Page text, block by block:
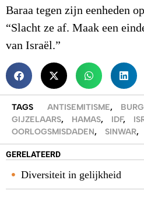
Baraa tegen zijn eenheden
“Slacht ze af. Maak een
van Israël.”
TAGS ANTISEMITISME,
GIJZELAARS, HAMAS, IDF,
OORLOGSMISDADEN, SINWAR,
GERELATEERD
Diversiteit in gelijkheid